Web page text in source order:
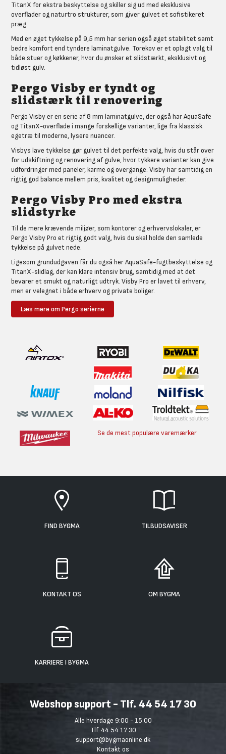
TitanX for ekstra beskyttelse og skiller sig ud med eksklusive
overflader og naturtro strukturer, som giver gulvet et sofistikeret
præg.
Med en øget tykkelse på 9,5 mm har serien også øget stabilitet samt
bedre komfort end tyndere laminatgulve. Torekov er et oplagt valg til
både stuer og køkkener, hvor du ønsker et slidstærkt, eksklusivt og
tidløst gulv.
Pergo Visby er tyndt og
slidstærk til renovering
Pergo Visby er en serie af 8 mm laminatgulve, der også har AquaSafe
og TitanX-overflade i mange forskellige varianter, lige fra klassisk
egetræ til moderne, lysere nuancer.
Visbys lave tykkelse gør gulvet til det perfekte valg, hvis du står over
for udskiftning og renovering af gulve, hvor tykkere varianter kan give
udfordringer med paneler, karme og overgange. Visby har samtidig en
rigtig god balance mellem pris, kvalitet og designmuligheder.
Pergo Visby Pro med ekstra
slidstyrke
Til de mere krævende miljøer, som kontorer og erhvervslokaler, er
Pergo Visby Pro et rigtig godt valg, hvis du skal holde den samlede
tykkelse på gulvet nede.
Ligesom grundudgaven får du også her AquaSafe-fugtbeskyttelse og
TitanX-slidlag, der kan klare intensiv brug, samtidig med at det
bevarer et smukt og naturligt udtryk. Visby Pro er lavet til erhverv,
men er velegnet i både erhverv og private boliger.
Læs mere om Pergo serierne
Se de mest populære varemærker
FIND BYGMA TILBUDSAVISER
KONTAKT OS OM BYGMA
KARRIERE I BYGMA
Webshop support - Tlf. 44 54 17 30
Alle hverdage 9:00 - 15:00
Tlf. 44 54 17 30
support@bygmaonline.dk
Kontakt os